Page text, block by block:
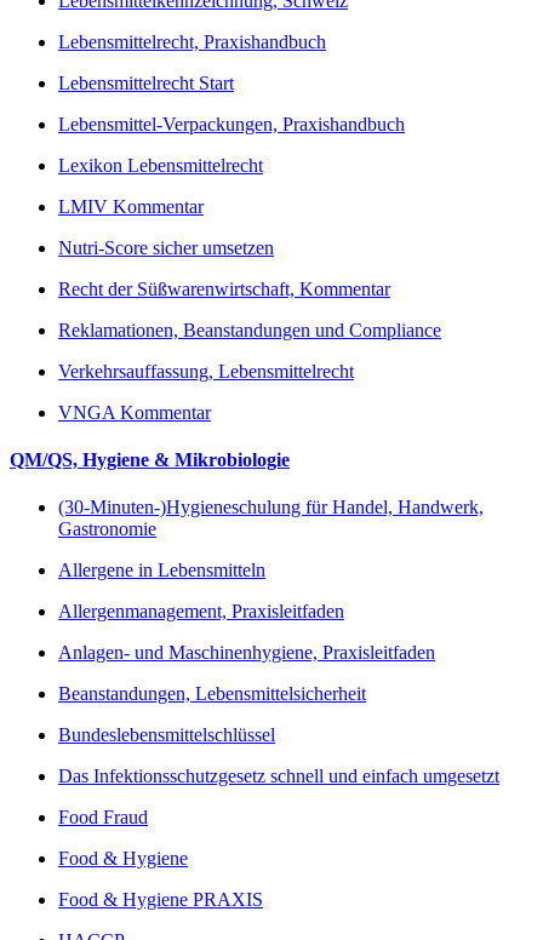
Lebensmittelrecht, Praxishandbuch
Lebensmittelrecht Start
Lebensmittel-Verpackungen, Praxishandbuch
Lexikon Lebensmittelrecht
LMIV Kommentar
Nutri-Score sicher umsetzen
Recht der Süßwarenwirtschaft, Kommentar
Reklamationen, Beanstandungen und Compliance
Verkehrsauffassung, Lebensmittelrecht
VNGA Kommentar
QM/QS, Hygiene & Mikrobiologie
(30-Minuten-)Hygieneschulung für Handel, Handwerk,
Gastronomie
Allergene in Lebensmitteln
Allergenmanagement, Praxisleitfaden
Anlagen- und Maschinenhygiene, Praxisleitfaden
Beanstandungen, Lebensmittelsicherheit
Bundeslebensmittelschlüssel
Das Infektionsschutzgesetz schnell und einfach umgesetzt
Food Fraud
Food & Hygiene
Food & Hygiene PRAXIS